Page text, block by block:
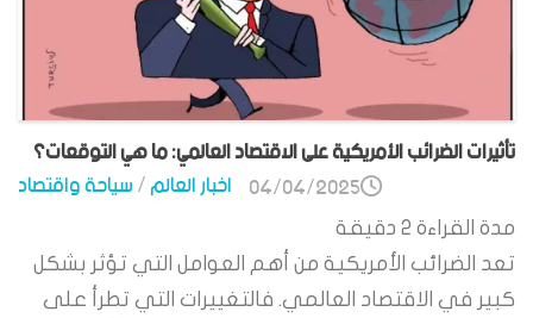
تأثيرات الضرائب الأمريكية على الاقتصاد العالمي: ما هي التوقعات؟
اخبار العالم/سياحة واقتصاد 04/04/2025
مدة القراءة 2 دقيقة
تعد الضرائب الأمريكية من أهم العوامل التي تؤثر بشكل
كبير في الاقتصاد العالمي. فالتغييرات التي تطرأ على